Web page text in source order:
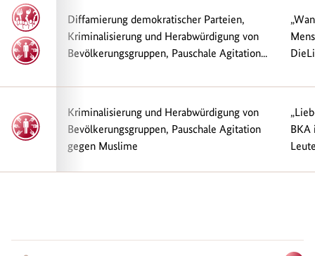
Diffamierung demokratischer Parteien,
Kriminalisierung und Herabwürdigung von
Bevölkerungsgruppen, Pauschale Agitation...
Kriminalisierung und Herabwürdigung von
Bevölkerungsgruppen, Pauschale Agitation
gegen Muslime
BKA